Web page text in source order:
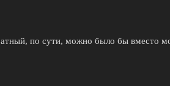
по сути, можно было бы вместо